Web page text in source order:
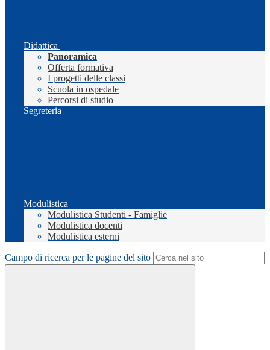
Didattica
Panoramica
Offerta formativa
I progetti delle classi
Scuola in ospedale
Percorsi di studio
Segreteria
Modulistica
Modulistica Studenti - Famiglie
Modulistica docenti
Modulistica esterni
Campo di ricerca per le pagine del sito